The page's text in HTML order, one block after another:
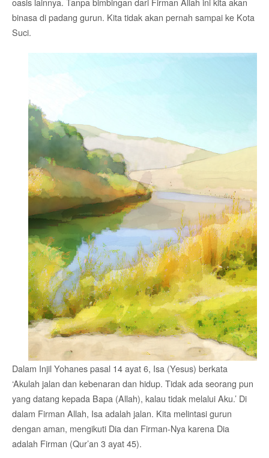
binasa di padang gurun. Kita tidak akan pernah sampai ke Kota
Suci.
Dalam Injil Yohanes pasal 14 ayat 6, Isa (Yesus) berkata
‘Akulah jalan dan kebenaran dan hidup. Tidak ada seorang pun
yang datang kepada Bapa (Allah), kalau tidak melalui Aku.’ Di
dalam Firman Allah, Isa adalah jalan. Kita melintasi gurun
dengan aman, mengikuti Dia dan Firman-Nya karena Dia
adalah Firman (Qur’an 3 ayat 45).